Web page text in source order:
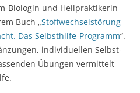
Biologin und Heilpraktikerin
Buch „Stoffwechselstörung
Das Selbsthilfe-Programm“.
individuellen Selbst-
Übungen vermittelt